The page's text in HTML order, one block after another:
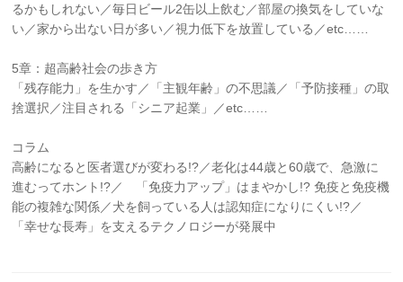
るかもしれない／毎日ビール2缶以上飲む／部屋の換気をしていな
い／家から出ない日が多い／視力低下を放置している／etc……
5章：超高齢社会の歩き方
「残存能力」を生かす／「主観年齢」の不思議／「予防接種」の取
捨選択／注目される「シニア起業」／etc……
コラム
高齢になると医者選びが変わる!?／老化は44歳と60歳で、急激に
進むってホント!?／ 「免疫力アップ」はまやかし!? 免疫と免疫機
能の複雑な関係／犬を飼っている人は認知症になりにくい!?／
「幸せな長寿」を支えるテクノロジーが発展中